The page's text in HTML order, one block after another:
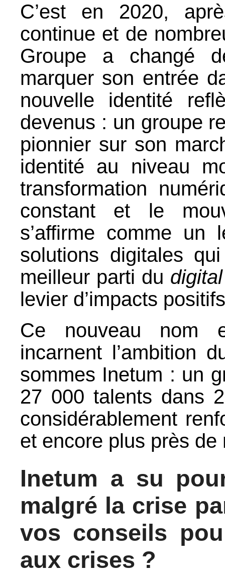
C’est en 2020,
continue et de
Groupe a changé
marquer son entrée
nouvelle identité
devenus : un groupe
pionnier sur son
identité au niveau
transformation
constant et le
s’affirme comme un
solutions digitales
meilleur parti du
levier d’impacts
Ce nouveau nom
incarnent l’ambition
sommes Inetum : un
27 000 talents dans
considérablement
et encore plus près de
Inetum a su
malgré la crise
vos conseils
aux crises ?